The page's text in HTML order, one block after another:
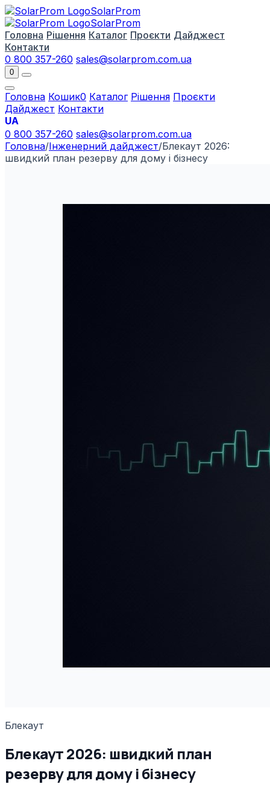
SolarProm
SolarProm
Головна Рішення Каталог Проєкти Дайджест
Контакти
0 800 357-260 sales@solarprom.com.ua
0
Головна Кошик0 Каталог Рішення Проєкти
Дайджест Контакти
UA
0 800 357-260 sales@solarprom.com.ua
Головна/Інженерний дайджест/Блекаут 2026:
швидкий план резерву для дому і бізнесу
Блекаут
Блекаут 2026: швидкий план
резерву для дому і бізнесу